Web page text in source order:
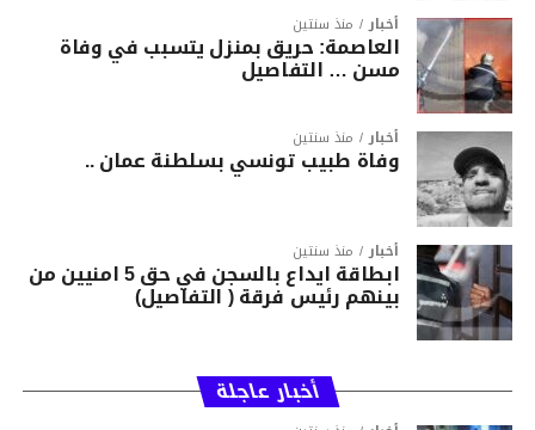
أخبار منذ سنتين
العاصمة: حريق بمنزل يتسبب في وفاة
مسن … التفاصيل
أخبار منذ سنتين
وفاة طبيب تونسي بسلطنة عمان ..
أخبار منذ سنتين
ابطاقة ايداع بالسجن في حق 5 امنيين من
بينهم رئيس فرقة ( التفاصيل)
أخبار عاجلة